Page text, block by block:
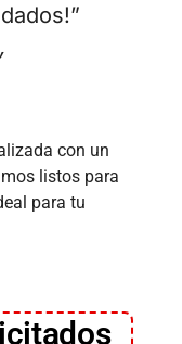
con un
listos para
para tu